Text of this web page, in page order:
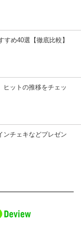
め40選【徹底比較】
ヒットの推移をチェッ
ンチェキなどプレゼン